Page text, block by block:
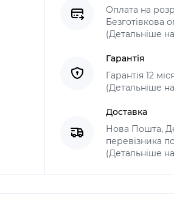
Оплата на
Безготівкова
(Детальніше
Гарантія
Гарантія 12
(Детальніше
Доставка
Нова Пошта,
перевізника
(Детальніше